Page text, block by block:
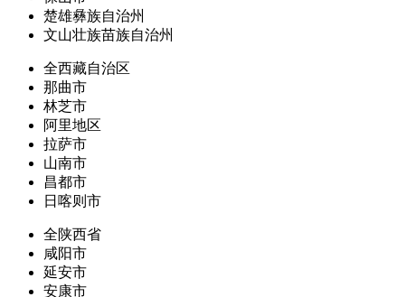
楚雄彝族自治州
文山壮族苗族自治州
全西藏自治区
那曲市
林芝市
阿里地区
拉萨市
山南市
昌都市
日喀则市
全陕西省
咸阳市
延安市
安康市